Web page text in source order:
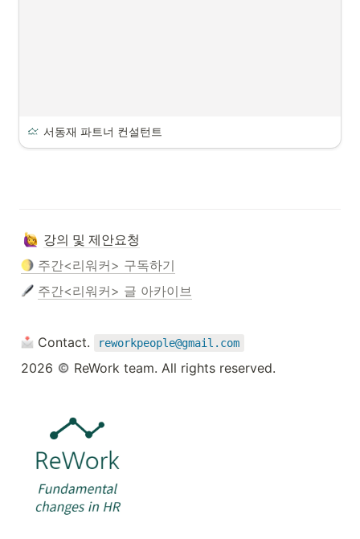
서동재 파트너 컨설턴트
강의 및 제안요청
주간<리워커> 구독하기
주간<리워커> 글 아카이브
Contact. reworkpeople@gmail.com
2026 ReWork team. All rights reserved.